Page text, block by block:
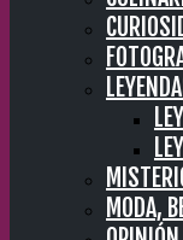
MODA,